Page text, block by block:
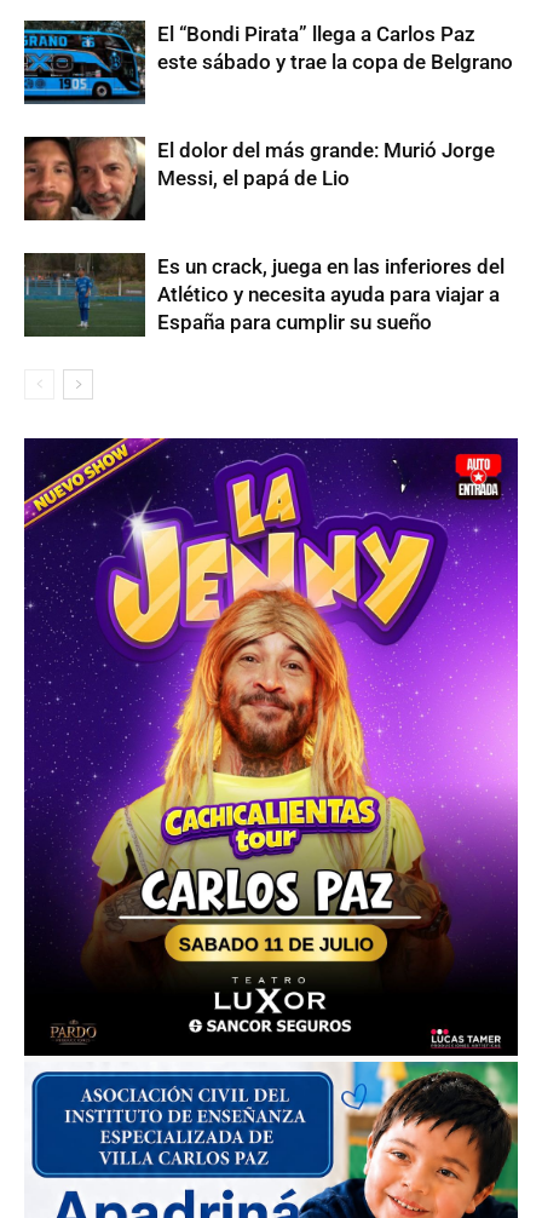
El “Bondi Pirata” llega a Carlos Paz
este sábado y trae la copa de Belgrano
El dolor del más grande: Murió Jorge
Messi, el papá de Lio
Es un crack, juega en las inferiores del
Atlético y necesita ayuda para viajar a
España para cumplir su sueño